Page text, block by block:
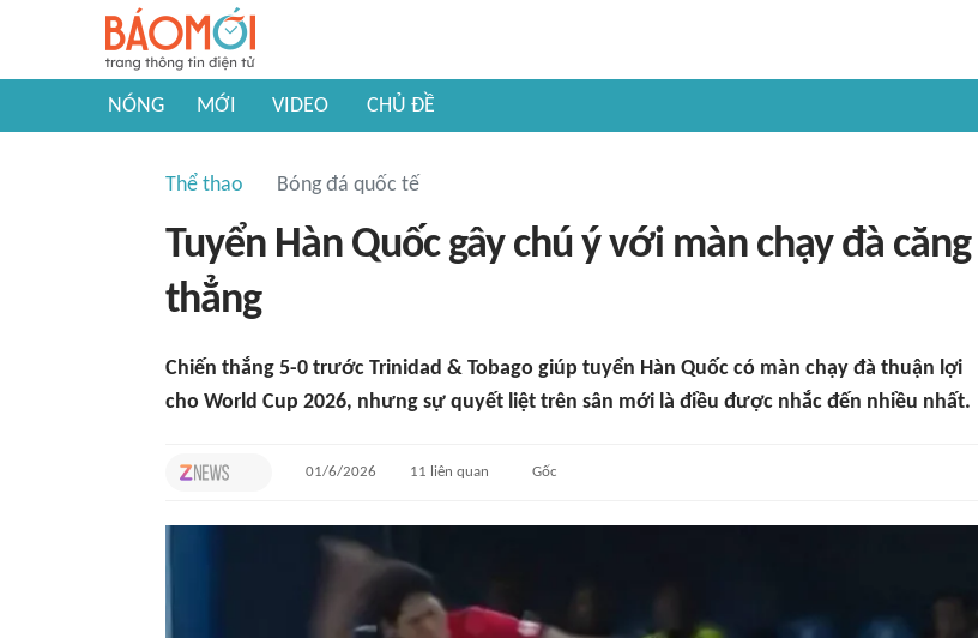
NÓNG MỚI VIDEO CHỦ ĐỀ
Thể thao Bóng đá quốc tế
Tuyển Hàn Quốc gây chú ý với màn chạy đà căng
thẳng
Chiến thắng 5-0 trước Trinidad & Tobago giúp tuyển Hàn Quốc có màn chạy đà thuận lợi
cho World Cup 2026, nhưng sự quyết liệt trên sân mới là điều được nhắc đến nhiều nhất.
01/6/2026 11 liên quan Gốc